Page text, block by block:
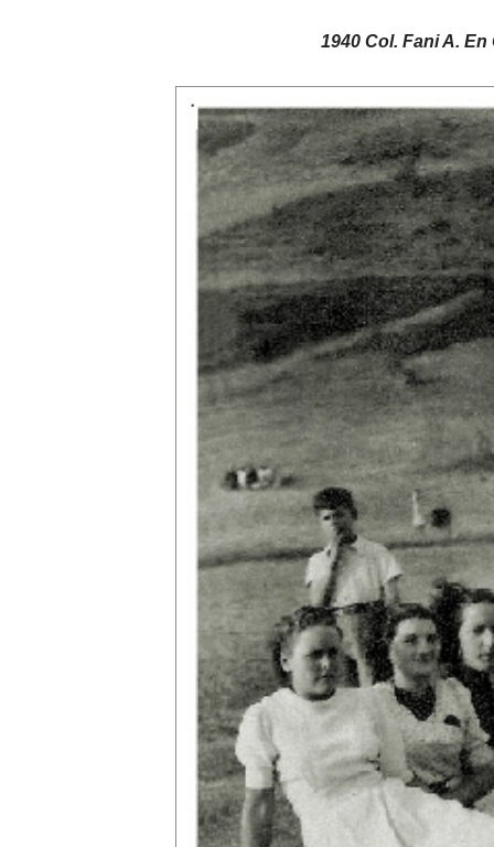
1940 Col. Fani A.